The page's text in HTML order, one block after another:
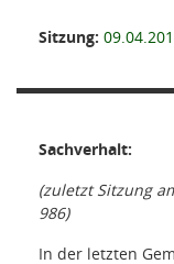
Sitzung:
Sachverhalt:
(zuletzt Sitzung
986)
In der letzten